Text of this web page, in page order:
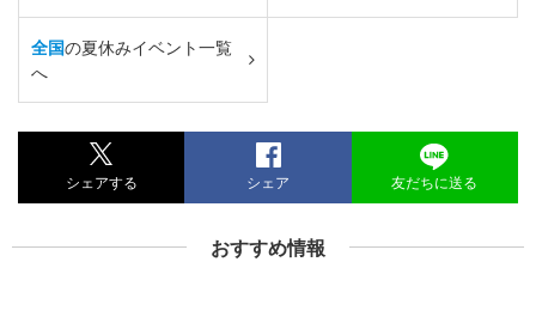
全国の夏休みイベント一覧
へ
シェアする シェア 友だちに送る
おすすめ情報